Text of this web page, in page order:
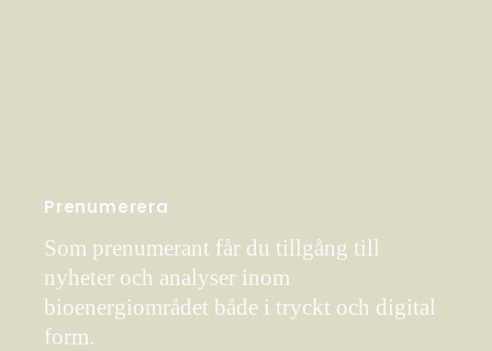
Prenumerera
Som prenumerant får du tillgång till
nyheter och analyser inom
bioenergiområdet både i tryckt och digital
form.